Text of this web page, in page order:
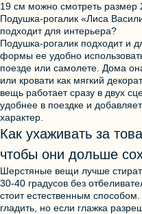
19 см можно смотреть размер
Подушка-рогалик «Лиса
подходит для интерьера?
Подушка-рогалик подходит и
формы ее удобно
поезде или самолете. Дома
или кровати как мягкий
вещь работает сразу в двух
удобнее в поездке и
характер.
Как ухаживать за
чтобы они дольше
Шерстяные вещи лучше
30-40 градусов без
стоит естественным
гладить, но если глажка